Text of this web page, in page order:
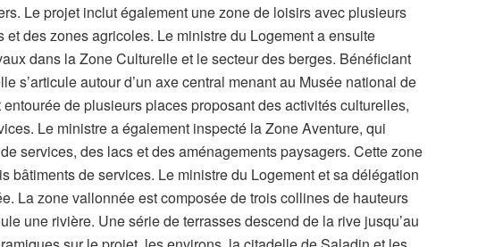
Le projet inclut également une zone de loisirs avec plusieurs
et des zones agricoles. Le ministre du Logement a ensuite
dans la Zone Culturelle et le secteur des berges. Bénéficiant
s’articule autour d’un axe central menant au Musée national de
de plusieurs places proposant des activités culturelles,
Le ministre a également inspecté la Zone Aventure, qui
services, des lacs et des aménagements paysagers. Cette zone
bâtiments de services. Le ministre du Logement et sa délégation
La zone vallonnée est composée de trois collines de hauteurs
une rivière. Une série de terrasses descend de la rive jusqu’au